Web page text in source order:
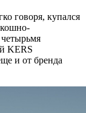
говоря, купался
KERS
и от бренда